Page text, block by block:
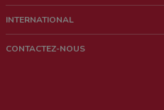
News & Médias
Contacts commerciaux et/ou marketing
INTERNATIONAL
CONTACTEZ-NOUS